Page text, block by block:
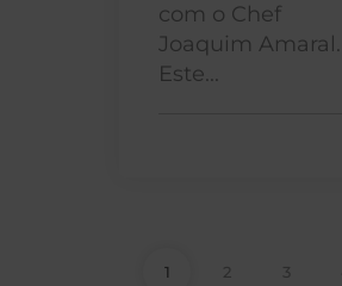
com o Chef
Joaquim Amaral.
Este...
1 2 3